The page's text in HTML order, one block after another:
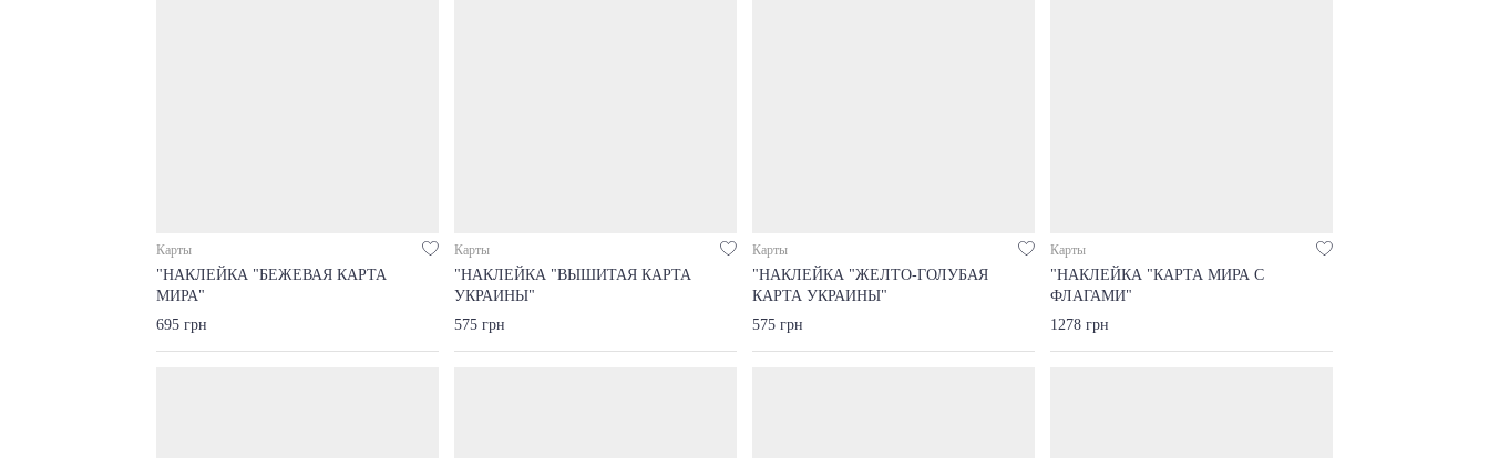
Карты
"НАКЛЕЙКА "БЕЖЕВАЯ КАРТА
МИРА"
695 грн
Карты
"НАКЛЕЙКА "ВЫШИТАЯ КАРТА
УКРАИНЫ"
575 грн
Карты
"НАКЛЕЙКА "ЖЕЛТО-ГОЛУБАЯ
КАРТА УКРАИНЫ"
575 грн
Карты
"НАКЛЕЙКА "КАРТА МИРА С
ФЛАГАМИ"
1278 грн